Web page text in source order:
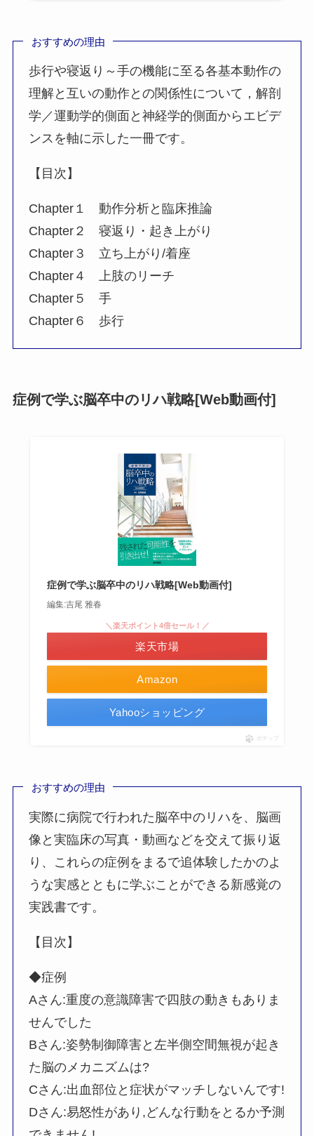
おすすめの理由
歩行や寝返り～手の機能に至る各基本動作の
理解と互いの動作との関係性について，解剖
学／運動学的側面と神経学的側面からエビデ
ンスを軸に示した一冊です。
【目次】
Chapter１ 動作分析と臨床推論
Chapter２ 寝返り・起き上がり
Chapter３ 立ち上がり/着座
Chapter４ 上肢のリーチ
Chapter５ 手
Chapter６ 歩行
症例で学ぶ脳卒中のリハ戦略[Web動画付]
症例で学ぶ脳卒中のリハ戦略[Web動画付]
編集:吉尾 雅春
Amazon
＼楽天ポイント4倍セール！／
楽天市場
Yahooショッピング
ポチップ
おすすめの理由
実際に病院で行われた脳卒中のリハを、脳画
像と実臨床の写真・動画などを交えて振り返
り、これらの症例をまるで追体験したかのよ
うな実感とともに学ぶことができる新感覚の
実践書です。
【目次】
◆症例
Aさん:重度の意識障害で四肢の動きもありま
せんでした
Bさん:姿勢制御障害と左半側空間無視が起き
た脳のメカニズムは?
Cさん:出血部位と症状がマッチしないんです!
Dさん:易怒性があり,どんな行動をとるか予測